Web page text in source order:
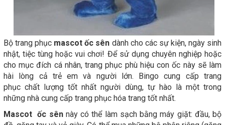
Bộ trang phục mascot ốc sên dành cho các sự kiện, ngày sinh
nhật, tiệc tùng hoặc vui chơi! Để sử dụng chuyên nghiệp hoặc
cho mục đích cá nhân, trang phục phù hiệu con ốc này sẽ làm
hài lòng cả trẻ em và người lớn. Bingo cung cấp trang
phục chất lượng tốt nhất người dùng, tự hào là một trong
những nhà cung cấp trang phục hóa trang tốt nhất.
Mascot ốc sên này có thể làm sạch bằng máy giặt: đầu, bộ